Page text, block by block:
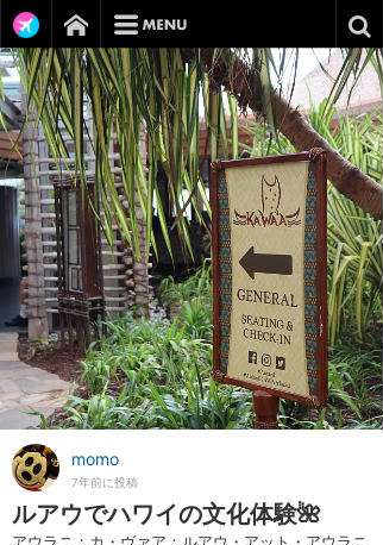
momo
7年前に投稿
ルアウでハワイの文化体験🌺